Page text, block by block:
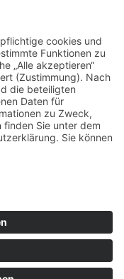
Lindau